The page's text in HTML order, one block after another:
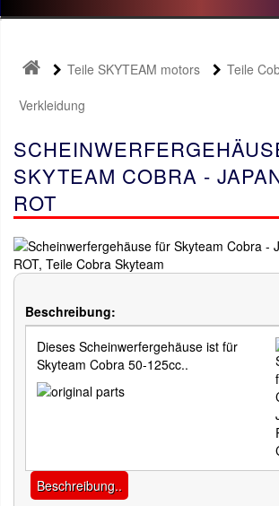
Teile SKYTEAM motors
Teile
Verkleidung
SKYTEAM COBRA -
ROT
Beschreibung:
Dieses Scheinwerfergehäuse ist für
Skyteam Cobra 50-125cc..
Beschreibung..